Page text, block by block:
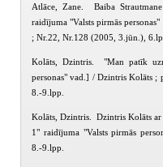
Atlāce, Zane. Baiba
raidījuma "Valsts pirmās
; Nr.22, Nr.128 (2005, 3.jūn.),
Kolāts, Dzintris. "Man patīk
personas" vad.] / Dzintris Kolāts ;
8.-9.lpp.
Kolāts, Dzintris. Dzintris Kolāts
1" raidījuma "Valsts pirmās
8.-9.lpp.